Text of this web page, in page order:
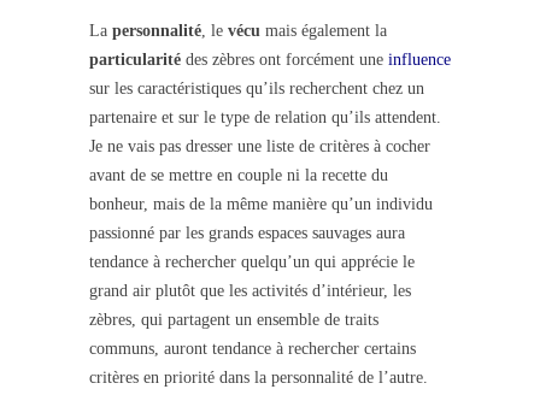
La personnalité , le vécu mais également la
particularité des zèbres ont forcément une influence
sur les caractéristiques qu’ils recherchent chez un
partenaire et sur le type de relation qu’ils attendent.
Je ne vais pas dresser une liste de critères à cocher
avant de se mettre en couple ni la recette du
bonheur, mais de la même manière qu’un individu
passionné par les grands espaces sauvages aura
tendance à rechercher quelqu’un qui apprécie le
grand air plutôt que les activités d’intérieur, les
zèbres, qui partagent un ensemble de traits
communs, auront tendance à rechercher certains
critères en priorité dans la personnalité de l’autre.